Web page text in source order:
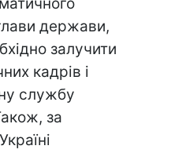
держави,
залучити
кадрів і
службу
за